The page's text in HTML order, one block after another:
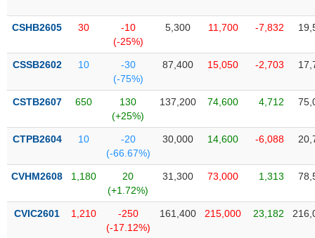
biệt
được
ký
Danh
phiếu
tiết
CSHB2605 30
-10
(-25%)
5,300 11,700 -7,832
CSSB2602 10
-30
(-75%)
87,400 15,050 -2,703
CSTB2607 650
130
(+25%)
137,200 74,600 4,712
CTPB2604 10
-20
(-66.67%)
30,000 14,600 -6,088
CVHM2608 1,180
20
(+1.72%)
31,300 73,000 1,313
CVIC2601 1,210
-250
(-17.12%)
161,400 215,000 23,182
TƯ
XUẤT
LIỆU
MỚI
(-)